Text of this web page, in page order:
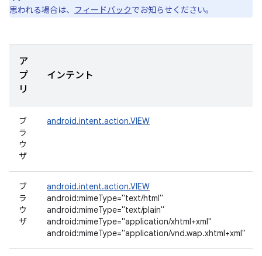
思われる場合は、
フィードバックでお知らせください。
ア
プ
リ
インテント
ブ
ラ
ウ
ザ
android.intent.action.VIEW
ブ
ラ
ウ
ザ
android.intent.action.VIEW
android:mimeType="text/html"
android:mimeType="text/plain"
android:mimeType="application/xhtml+xml"
android:mimeType="application/vnd.wap.xhtml+xml"